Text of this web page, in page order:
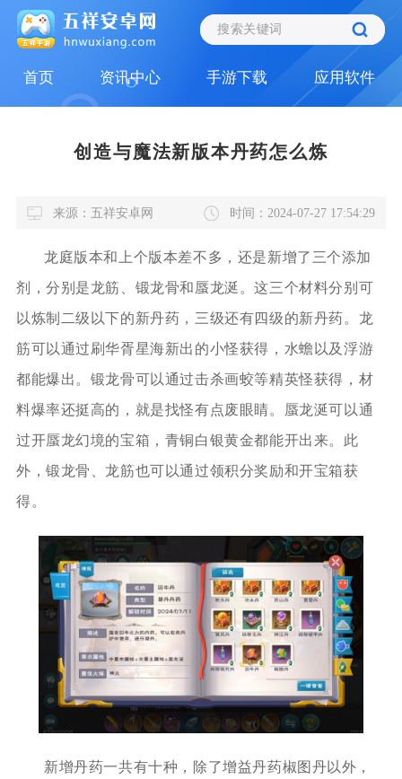
首页 资讯中心 手游下载 应用软件
创造与魔法新版本丹药怎么炼
来源：五祥安卓网 时间：2024-07-27 17:54:29
龙庭版本和上个版本差不多，还是新增了三个添加
剂，分别是龙筋、锻龙骨和蜃龙涎。这三个材料分别可
以炼制二级以下的新丹药，三级还有四级的新丹药。龙
筋可以通过刷华胥星海新出的小怪获得，水蟾以及浮游
都能爆出。锻龙骨可以通过击杀画蛟等精英怪获得，材
料爆率还挺高的，就是找怪有点废眼睛。蜃龙涎可以通
过开蜃龙幻境的宝箱，青铜白银黄金都能开出来。此
外，锻龙骨、龙筋也可以通过领积分奖励和开宝箱获
得。
新增丹药一共有十种，除了增益丹药椒图丹以外，